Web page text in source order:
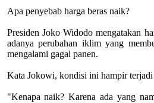
Apa penyebab harga beras naik?
Presiden Joko Widodo mengatakan
adanya perubahan iklim yang
mengalami gagal panen.
Kata Jokowi, kondisi ini hampir
"Kenapa naik? Karena ada yang